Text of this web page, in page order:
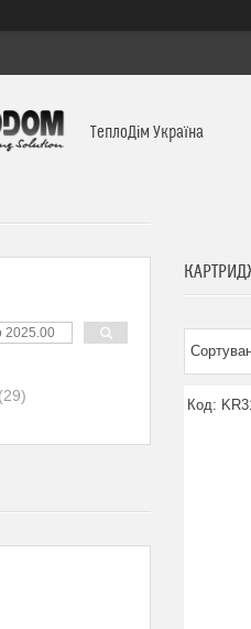
ТеплоДім Україна
29